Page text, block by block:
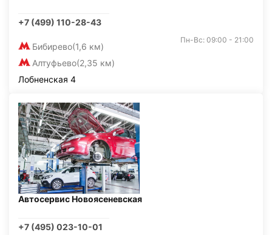
+7 (499) 110-28-43
Бибирево(1,6 км)
Алтуфьево(2,35 км)
Пн-Вс: 09:00 - 21:00
Лобненская 4
Автосервис Новоясеневская
+7 (495) 023-10-01